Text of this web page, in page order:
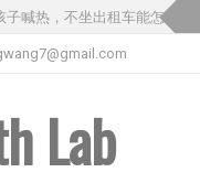
喊热，不坐出租车能怎么办？
Lab